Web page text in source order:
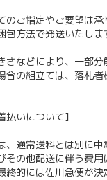
ご指定やご要望は承
方法で発送いたしま
などにより、一部
合の組立ては、落札
払いについて】
、通常送料とは別に
その他配送に伴う費
終的には佐川急便が決